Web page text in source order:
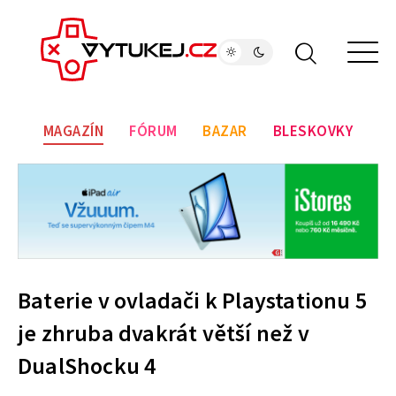
MAGAZÍN FÓRUM BAZAR BLESKOVKY
Baterie v ovladači k Playstationu 5
je zhruba dvakrát větší než v
DualShocku 4